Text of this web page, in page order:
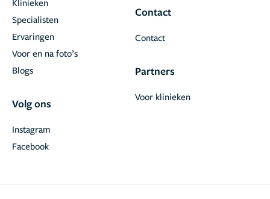
Specialisten
Ervaringen
Voor en na foto’s
Blogs
Volg ons
Facebook
Instagram
Contact
Contact
Partners
Voor klinieken